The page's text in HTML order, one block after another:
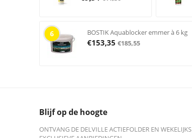
6 BOSTIK Aquablocker emmer à 6 kg
€153,35 €185,55
Blijf op de hoogte
ONTVANG DE DELVILLE ACTIEFOLDER EN WEKELIJKS